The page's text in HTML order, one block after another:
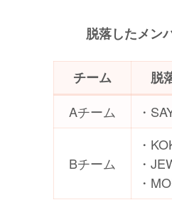
脱落したメン
チーム
脱
Aチーム
・
Bチーム
・
・
・